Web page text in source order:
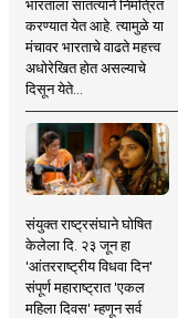
भारताला सातत्याने निमंत्रित
करण्यात येत आहे. त्यामुळे या
मंचावर भारताचे वाढते महत्त्व
अधोरेखित होत असल्याचे
दिसून येते...
संयुक्त राष्ट्रसंघाने घोषित
केलेला दि. २३ जून हा
'आंतरराष्ट्रीय विधवा दिन'
संपूर्ण महाराष्ट्रात 'एकल
महिला दिवस' म्हणून सर्व